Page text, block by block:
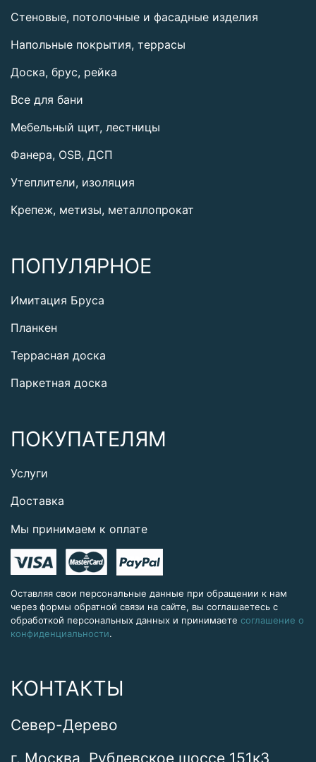
Стеновые, потолочные и фасадные изделия
Напольные покрытия, террасы
Доска, брус, рейка
Все для бани
Мебельный щит, лестницы
Фанера, OSB, ДСП
Утеплители, изоляция
Крепеж, метизы, металлопрокат
ПОПУЛЯРНОЕ
Имитация Бруса
Планкен
Террасная доска
Паркетная доска
ПОКУПАТЕЛЯМ
Услуги
Доставка
Мы принимаем к оплате
Оставляя свои персональные данные при обращении к нам
через формы обратной связи на сайте, вы соглашаетесь с
обработкой персональных данных и принимаете соглашение о
конфиденциальности.
КОНТАКТЫ
Север-Дерево
г. Москва, Рублевское шоссе 151к3